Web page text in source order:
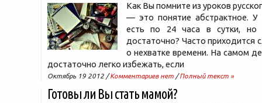
Как Вы помните из уроков
— это понятие абстрактное. У
есть по 24 часа в сутки, но
достаточно? Часто
о нехватке времени. На самом
достаточно легко избежать, если
Октябрь 19 2012 /Комментариев нет /Полный текст »
Готовы ли Вы стать мамой?